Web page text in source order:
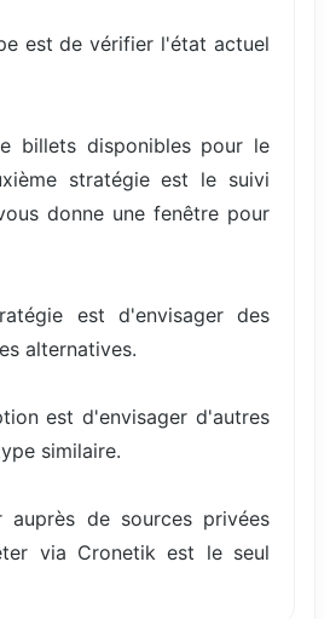
est de vérifier l'état actuel
billets disponibles pour le
stratégie est le suivi
donne une fenêtre pour
est d'envisager des
alternatives.
est d'envisager d'autres
similaire.
auprès de sources privées
via Cronetik est le seul